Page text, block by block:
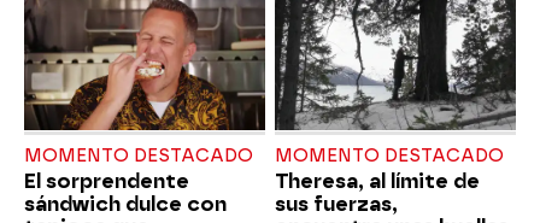
MOMENTO DESTACADO
El sorprendente
sándwich dulce con
MOMENTO DESTACADO
Theresa, al límite de
sus fuerzas,